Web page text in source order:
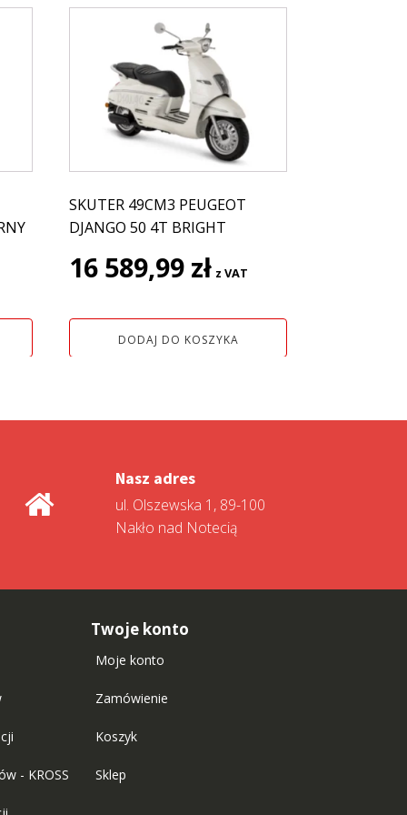
SKUTER 49CM3 PEUGEOT
DJANGO 50 4T BRIGHT
16 589,99 zł z VAT
DODAJ DO KOSZYKA
Nasz adres
ul. Olszewska 1, 89-100
Nakło nad Notecią
- KROSS
Twoje konto
Moje konto
Zamówienie
Koszyk
Sklep